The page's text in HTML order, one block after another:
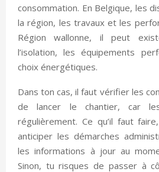
consommation. En Belgique, les
la région, les travaux et les
Région wallonne, il peut
l’isolation, les équipements
choix énergétiques.
Dans ton cas, il faut vérifier les
de lancer le chantier, car
régulièrement. Ce qu’il faut
anticiper les démarches
les informations à jour au
Sinon, tu risques de passer à